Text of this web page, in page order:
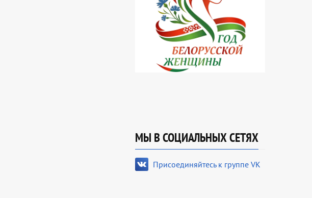
МЫ В СОЦИАЛЬНЫХ СЕТЯХ
Присоединяйтесь к группе VK